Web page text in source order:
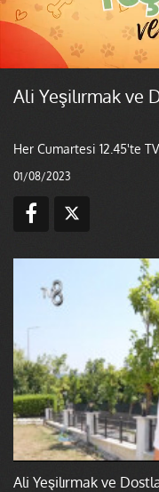
Ali Yeşilırmak ve
Her Cumartesi 12.45'te
01/08/2023
Ali Yeşilırmak ve